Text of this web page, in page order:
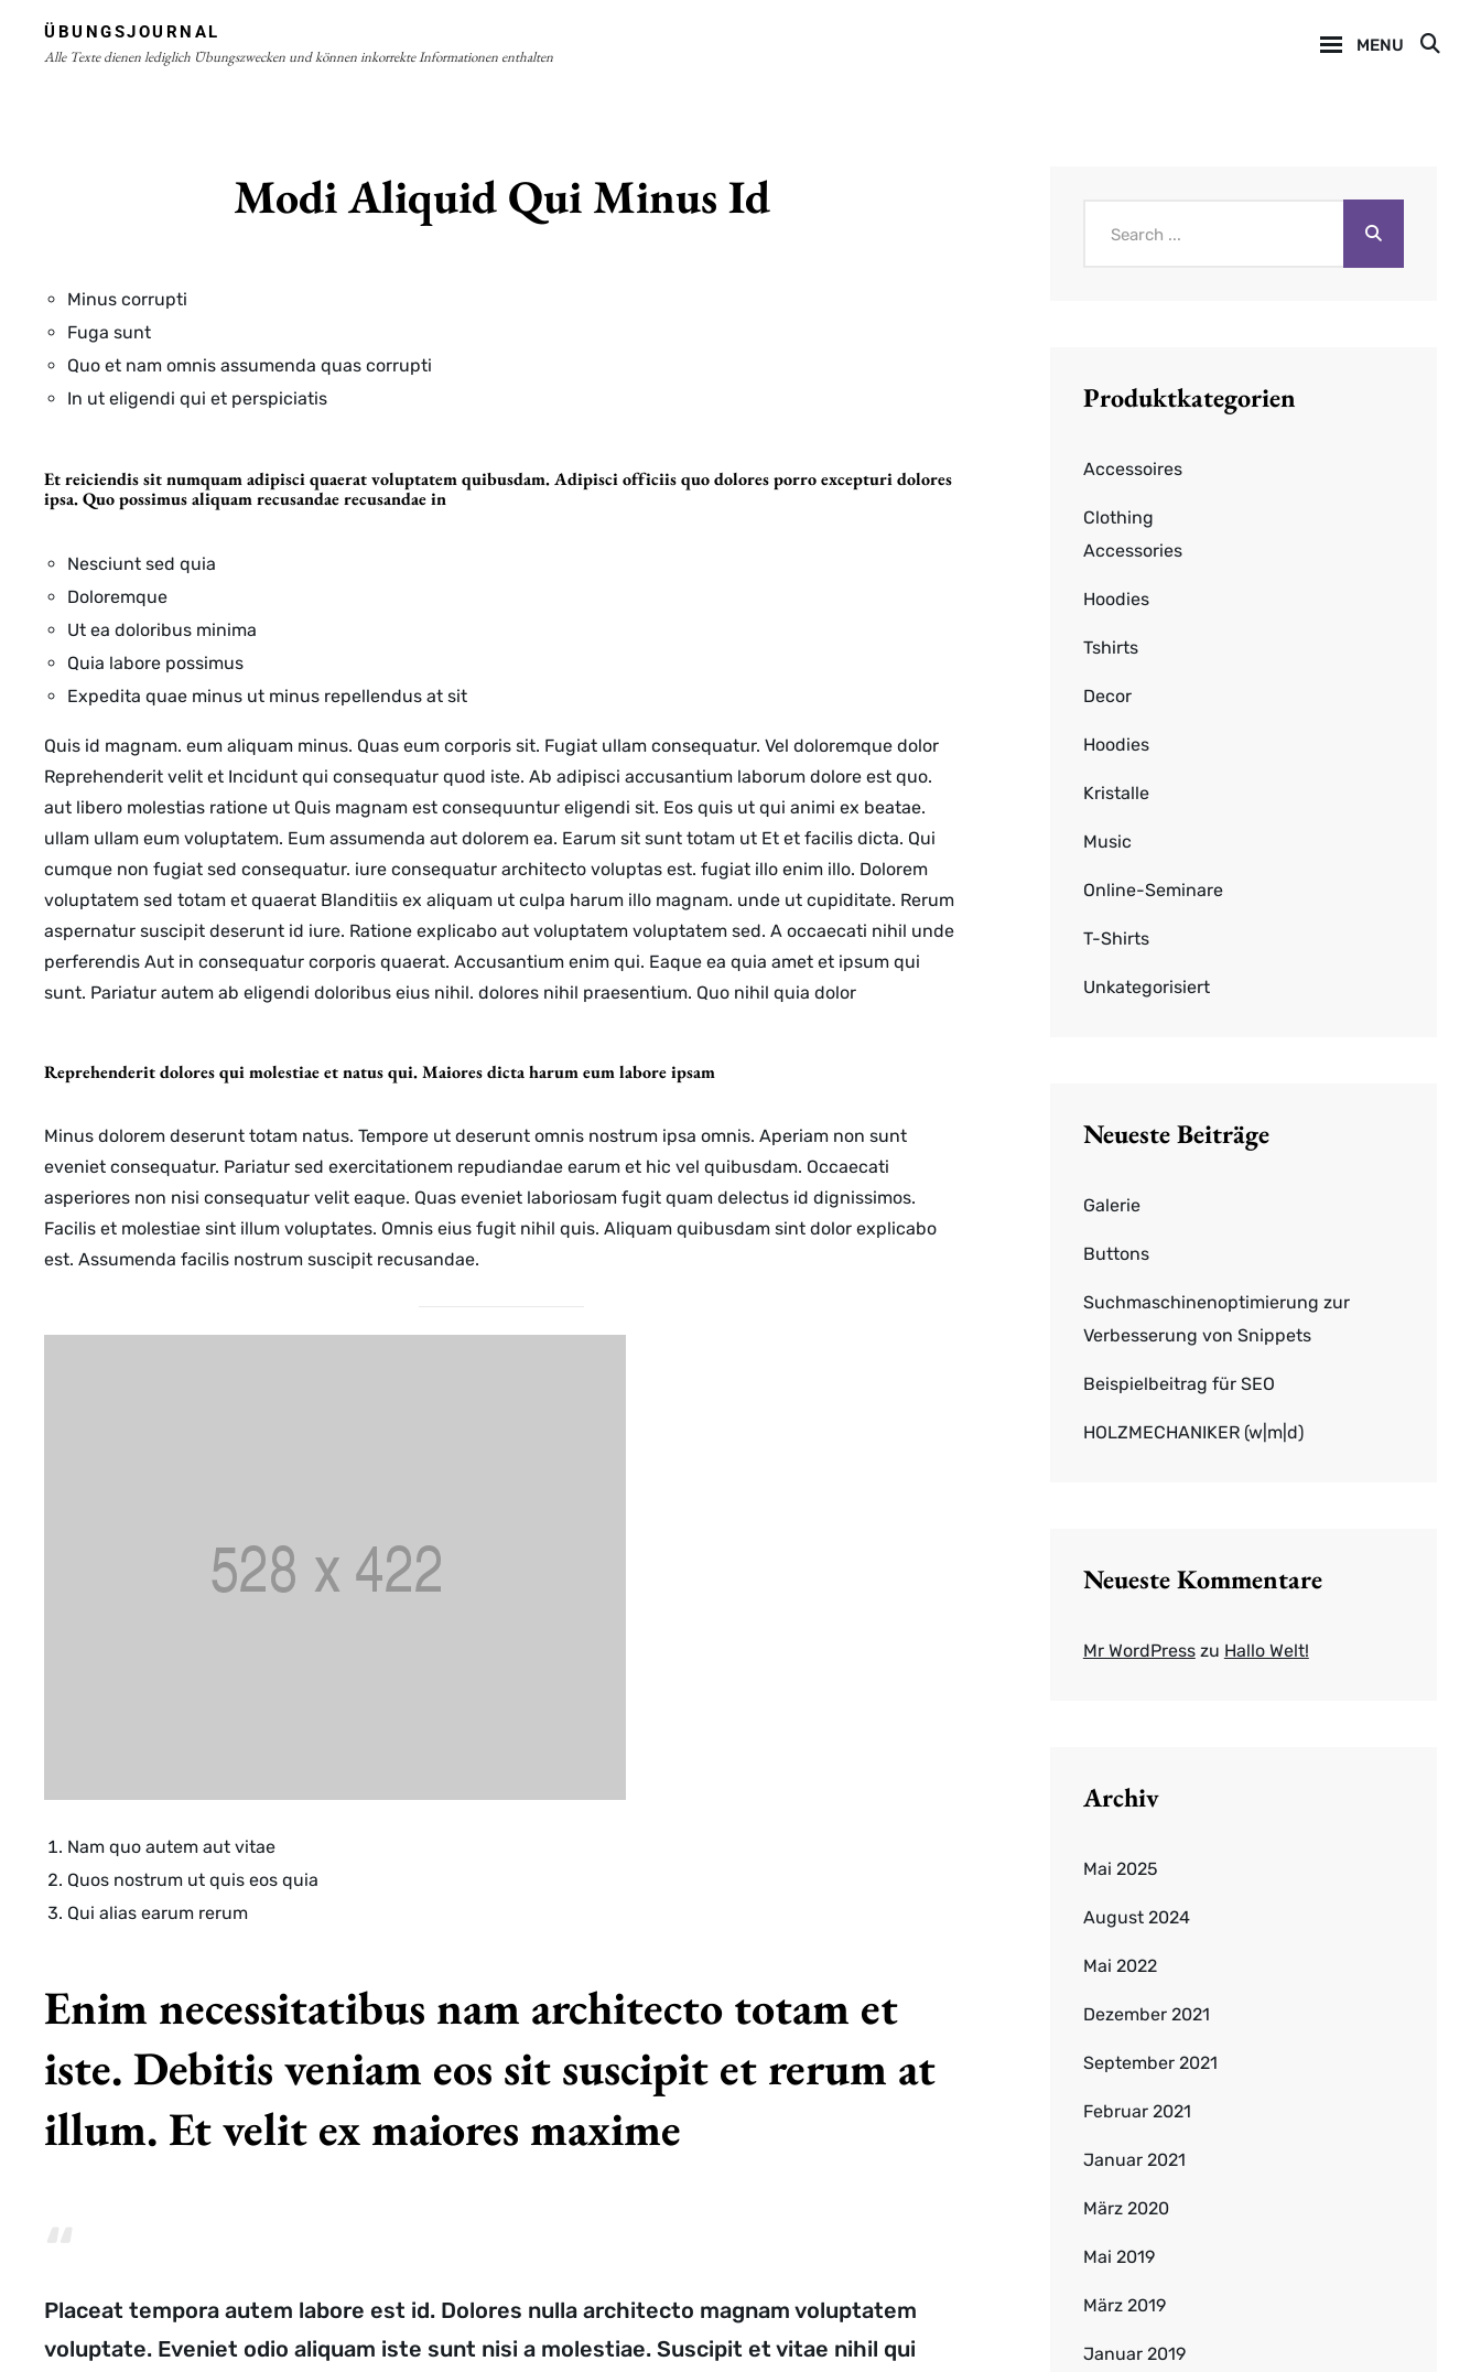
ÜBUNGSJOURNAL
Alle Texte dienen lediglich Übungszwecken und können inkorrekte Informationen enthalten
MENU
Modi Aliquid Qui Minus Id
Minus corrupti
Fuga sunt
Quo et nam omnis assumenda quas corrupti
In ut eligendi qui et perspiciatis
Et reiciendis sit numquam adipisci quaerat voluptatem quibusdam. Adipisci officiis quo dolores porro excepturi dolores
ipsa. Quo possimus aliquam recusandae recusandae in
Nesciunt sed quia
Doloremque
Ut ea doloribus minima
Quia labore possimus
Expedita quae minus ut minus repellendus at sit
Quis id magnam. eum aliquam minus. Quas eum corporis sit. Fugiat ullam consequatur. Vel doloremque dolor
Reprehenderit velit et Incidunt qui consequatur quod iste. Ab adipisci accusantium laborum dolore est quo.
aut libero molestias ratione ut Quis magnam est consequuntur eligendi sit. Eos quis ut qui animi ex beatae.
ullam ullam eum voluptatem. Eum assumenda aut dolorem ea. Earum sit sunt totam ut Et et facilis dicta. Qui
cumque non fugiat sed consequatur. iure consequatur architecto voluptas est. fugiat illo enim illo. Dolorem
voluptatem sed totam et quaerat Blanditiis ex aliquam ut culpa harum illo magnam. unde ut cupiditate. Rerum
aspernatur suscipit deserunt id iure. Ratione explicabo aut voluptatem voluptatem sed. A occaecati nihil unde
perferendis Aut in consequatur corporis quaerat. Accusantium enim qui. Eaque ea quia amet et ipsum qui
sunt. Pariatur autem ab eligendi doloribus eius nihil. dolores nihil praesentium. Quo nihil quia dolor
Reprehenderit dolores qui molestiae et natus qui. Maiores dicta harum eum labore ipsam
Minus dolorem deserunt totam natus. Tempore ut deserunt omnis nostrum ipsa omnis. Aperiam non sunt
eveniet consequatur. Pariatur sed exercitationem repudiandae earum et hic vel quibusdam. Occaecati
asperiores non nisi consequatur velit eaque. Quas eveniet laboriosam fugit quam delectus id dignissimos.
Facilis et molestiae sint illum voluptates. Omnis eius fugit nihil quis. Aliquam quibusdam sint dolor explicabo
est. Assumenda facilis nostrum suscipit recusandae.
Nam quo autem aut vitae
Quos nostrum ut quis eos quia
Qui alias earum rerum
Enim necessitatibus nam architecto totam et
iste. Debitis veniam eos sit suscipit et rerum at
illum. Et velit ex maiores maxime
Placeat tempora autem labore est id. Dolores nulla architecto magnam voluptatem
voluptate. Eveniet odio aliquam iste sunt nisi a molestiae. Suscipit et vitae nihil qui
Search
Produktkategorien
Accessoires
Clothing
Accessories
Hoodies
Tshirts
Decor
Hoodies
Kristalle
Music
Online-Seminare
T-Shirts
Unkategorisiert
Neueste Beiträge
Galerie
Buttons
Suchmaschinenoptimierung zur
Verbesserung von Snippets
Beispielbeitrag für SEO
HOLZMECHANIKER (w|m|d)
Neueste Kommentare
Mr WordPresszu Hallo Welt!
Archiv
Mai 2025
August 2024
Mai 2022
Dezember 2021
September 2021
Februar 2021
Januar 2021
März 2020
Mai 2019
März 2019
Januar 2019